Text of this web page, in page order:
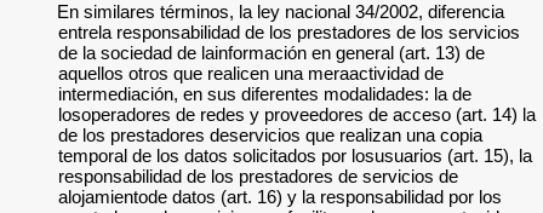
En similares términos, la ley nacional 34/2002, diferencia
entrela responsabilidad de los prestadores de los servicios
de la sociedad de lainformación en general (art. 13) de
aquellos otros que realicen una meraactividad de
intermediación, en sus diferentes modalidades: la de
losoperadores de redes y proveedores de acceso (art. 14) la
de los prestadores deservicios que realizan una copia
temporal de los datos solicitados por losusuarios (art. 15), la
responsabilidad de los prestadores de servicios de
alojamientode datos (art. 16) y la responsabilidad por los